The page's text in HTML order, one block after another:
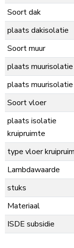
Soort dak
plaats dakisolatie
Soort muur
plaats muurisolatie
plaats muurisolatie
Soort vloer
plaats isolatie
kruipruimte
type vloer
Lambdawaarde
stuks
Materiaal
ISDE subsidie